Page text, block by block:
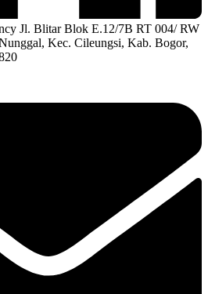
Jl. Blitar Blok E.12/7B RT 004/ RW
Kec. Cileungsi, Kab. Bogor,